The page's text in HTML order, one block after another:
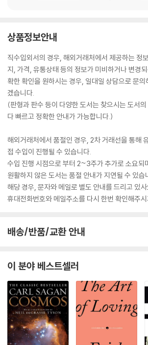
상품정보안내
직수입외서의 경우, 해외거래처에서 제공하는 정
지, 가격, 유통상태 등의 정보가 미비하거나 변경
확한 확인을 원하시는 경우, 일대일 상담으로 문의
겠습니다.
(판형과 판수 등이 다양한 도서는 찾으시는 도서
다 빠르고 정확한 안내가 가능합니다.)
해외거래처에서 품절인 경우, 2차 거래선을 통해
접 수입이 진행될 수 있습니다.
수입 진행 시점으로 부터 2~3주가 추가로 소요되
원활하지 않은 도서는 품절 안내가 지연될 수 있습
해당 경우, 문자와 메일로 별도 안내를 드리고 있
휴대전화번호와 메일주소를 다시 한번 확인해주
배송/반품/교환 안내
이 분야 베스트셀러